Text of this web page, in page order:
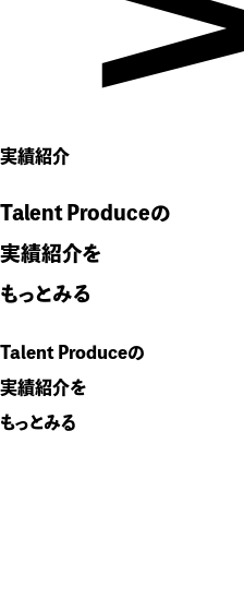
実績紹介
Talent Produceの
実績紹介を
もっとみる
Talent Produceの
実績紹介を
もっとみる